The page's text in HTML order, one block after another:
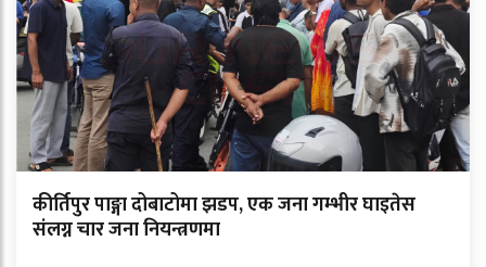
कीर्तिपुर पाङ्गा दोबाटोमा झडप, एक जना गम्भीर घाइतेस
संलग्न चार जना नियन्त्रणमा